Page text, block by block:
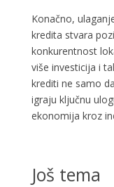
Konačno,
kredita stvara
konkurentnost
više investicija i
krediti ne samo
igraju ključnu
ekonomija kroz
Još tema